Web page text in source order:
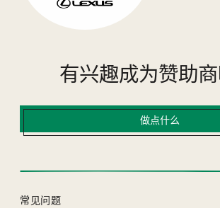
有兴趣成为赞助商
做点什么
常见问题